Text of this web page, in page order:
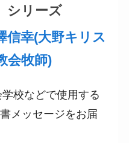
シリーズ
信幸(大野キリス
会牧師)
校などで使用する
メッセージをお届